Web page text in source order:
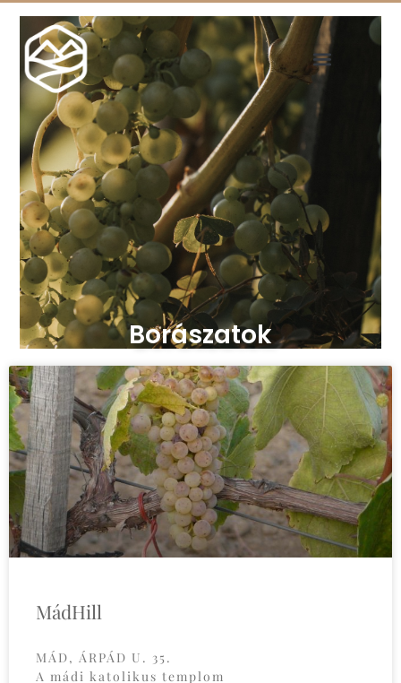
Borászatok
MádHill
MÁD, ÁRPÁD U. 35.
A mádi katolikus templom